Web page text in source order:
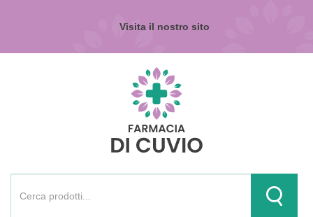
Visita il nostro sito
Prodotto
Cerca